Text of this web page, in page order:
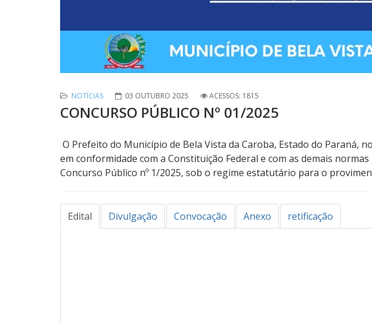
NOTÍCIAS 03 OUTUBRO 2025 ACESSOS: 1815
CONCURSO PÚBLICO Nº 01/2025
O Prefeito do Município de Bela Vista da Caroba, Estado do Paraná,
em conformidade com a Constituição Federal e com as demais
Concurso Público nº 1/2025, sob o regime estatutário para o
Edital Divulgação Convocação Anexo retificação